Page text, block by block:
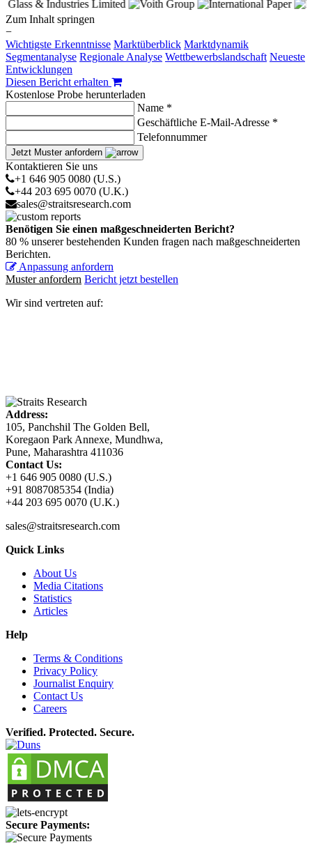
Zum Inhalt springen
−
Wichtigste Erkenntnisse Marktüberblick Marktdynamik
Segmentanalyse Regionale Analyse Wettbewerbslandschaft Neueste
Entwicklungen
Diesen Bericht erhalten
Kostenlose Probe herunterladen
Name *
Geschäftliche E-Mail-Adresse *
Telefonnummer
Jetzt Muster anfordern
Kontaktieren Sie uns
+1 646 905 0080 (U.S.)
+44 203 695 0070 (U.K.)
sales@straitsresearch.com
Benötigen Sie einen maßgeschneiderten Bericht?
80 % unserer bestehenden Kunden fragen nach maßgeschneiderten
Berichten.
Anpassung anfordern
Muster anfordern Bericht jetzt bestellen
Wir sind vertreten auf:
Address:
105, Panchshil The Golden Bell,
Koregaon Park Annexe, Mundhwa,
Pune, Maharashtra 411036
Contact Us:
+1 646 905 0080 (U.S.)
+91 8087085354 (India)
+44 203 695 0070 (U.K.)
sales@straitsresearch.com
Quick Links
About Us
Media Citations
Statistics
Articles
Help
Terms & Conditions
Privacy Policy
Journalist Enquiry
Contact Us
Careers
Verified. Protected. Secure.
Secure Payments: